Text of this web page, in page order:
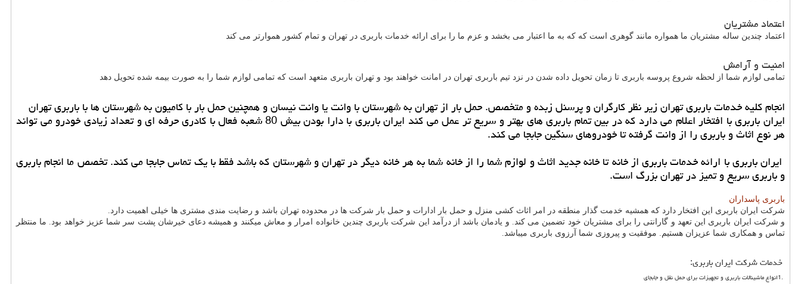
اعتماد مشتریان
اعتماد چندین ساله مشتریان ما همواره مانند گوهری است که که به ما اعتبار می بخشد و عزم ما را برای ارائه خدمات باربری در تهران و تمام کشور هموارتر می کند
امنیت و آرامش
تمامی لوازم شما از لحظه شروع پروسه باربری تا زمان تحویل داده شدن در نزد تیم باربری تهران در امانت خواهند بود و تهران باربری متعهد است که تمامی لوازم شما را به صورت بیمه شده تحویل دهد
انجام کلیه خدمات باربری تهران زیر نظر کارگران و پرسنل زبده و متخصص. حمل بار از تهران به شهرستان با وانت یا وانت نیسان و همچنین حمل بار با کامیون به شهرستان ها با باربری تهران
ایران باربری با افتخار اعلام می دارد که در بین تمام باربری های بهتر و سریع تر عمل می کند ایران باربری با دارا بودن بیش 80 شعبه فعال با کادری حرفه ای و تعداد زیادی خودرو می تواند
هر نوع اثاث و باربری را از وانت گرفته تا خودروهای سنگین جابجا می کند.
ایران باربری با ارائه خدمات باربری از خانه تا خانه جدید اثاث و لوازم شما را از خانه شما به هر خانه دیگر در تهران و شهرستان که باشد فقط با یک تماس جابجا می کند. تخصص ما انجام باربری
و باربری سریع و تمیز در تهران بزرگ است.
باربری پاسداران
شرکت ایران باربری این افتخار دارد که همشیه خدمت گذار منطقه در امر اثاث کشی منزل و حمل بار ادارات و حمل بار شرکت ها در محدوده تهران باشد و رضایت مندی مشتری ها خیلی اهمیت دارد
و شرکت ایران باربری این تعهد و گارانتی را برای مشتریان خود تضمین می کند. و یادمان باشد از درآمد این شرکت باربری چندین خانواده امرار و معاش میکنند و همیشه دعای خیرشان پشت سر شما عزیز خواهد بود. ما منتظر
تماس و همکاری شما عزیزان هستیم. موفقیت و پیروزی شما آرزوی باربری میباشد.
خدمات شرکت ایران باربری:
1.انواع ماشینالات باربری و تجهیزات برای حمل نقل و جابجای